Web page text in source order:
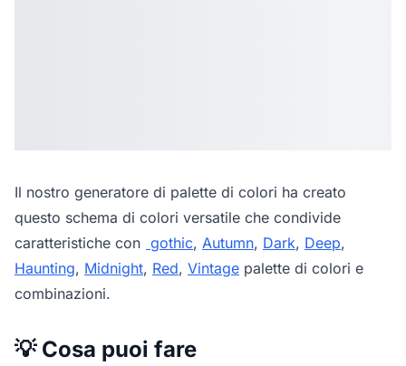
Il nostro generatore di palette di colori ha creato
questo schema di colori versatile che condivide
caratteristiche con gothic, Autumn, Dark, Deep,
Haunting, Midnight, Red, Vintage palette di colori e
combinazioni.
💡 Cosa puoi fare